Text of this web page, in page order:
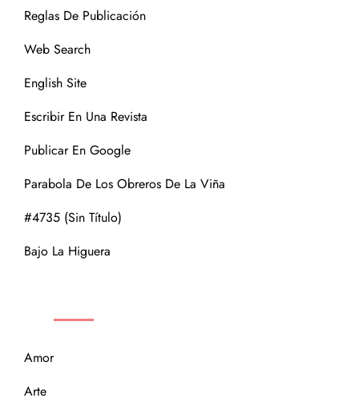
Reglas De Publicación
Web Search
English Site
Escribir En Una Revista
Publicar En Google
Parabola De Los Obreros De La Viña
#4735 (sin Título)
Bajo La Higuera
Amor
Arte